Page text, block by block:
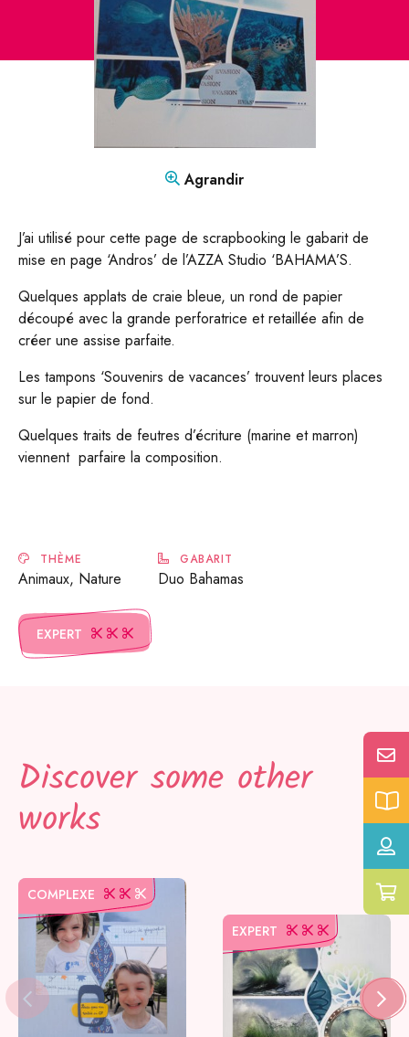
Mon compte
CONTACT
Agrandir
J’ai utilisé pour cette page de scrapbooking le gabarit de
mise en page ‘Andros’ de l’AZZA Studio ‘BAHAMA’S.
Quelques applats de craie bleue, un rond de papier
découpé avec la grande perforatrice et retaillée afin de
créer une assise parfaite.
Les tampons ‘Souvenirs de vacances’ trouvent leurs places
sur le papier de fond.
Quelques traits de feutres d’écriture (marine et marron)
viennent parfaire la composition.
THÈME
Animaux, Nature
GABARIT
Duo Bahamas
EXPERT
Discover some other
works
COMPLEXE
EXPERT